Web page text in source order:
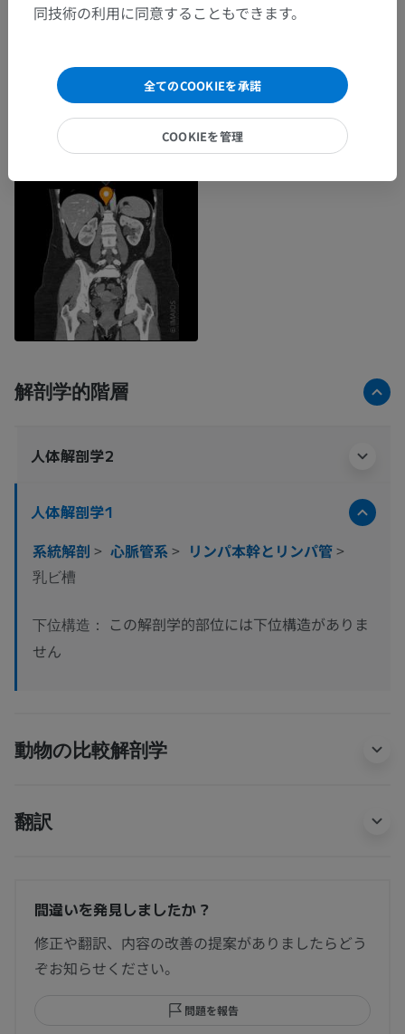
解剖学的階層
人体解剖学2
人体解剖学1
系統解剖 > 心脈管系> リンパ本幹とリンパ管>
乳ビ槽
下位構造：
この解剖学的部位には下位構造がありま
せん
動物の比較解剖学
翻訳
間違いを発見しましたか？
修正や翻訳、内容の改善の提案がありましたらどう
ぞお知らせください。
問題を報告
同技術の利用に同意することもできます。
全てのCOOKIEを承諾
COOKIEを管理